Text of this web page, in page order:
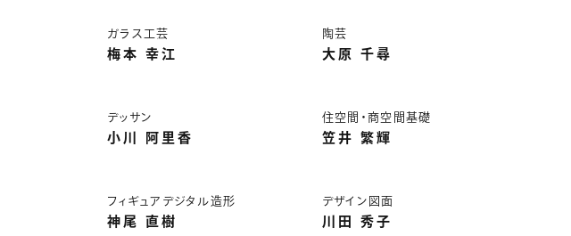
ガラス工芸
梅本 幸江
陶芸
大原 千尋
デッサン
小川 阿里香
住空間・商空間基礎
笠井 繁輝
フィギュアデジタル造形
神尾 直樹
デザイン図面
川田 秀子